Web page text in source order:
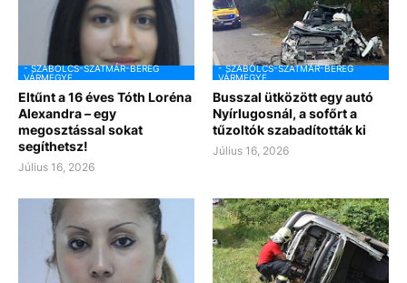
- SZABOLCS-SZATMÁR-BEREG
VÁRMEGYE
Eltűnt a 16 éves Tóth Loréna
Alexandra – egy
megosztással sokat
segíthetsz!
Július 16, 2026
- SZABOLCS-SZATMÁR-BEREG
VÁRMEGYE
Busszal ütközött egy autó
Nyírlugosnál, a sofőrt a
tűzoltók szabadították ki
Július 16, 2026